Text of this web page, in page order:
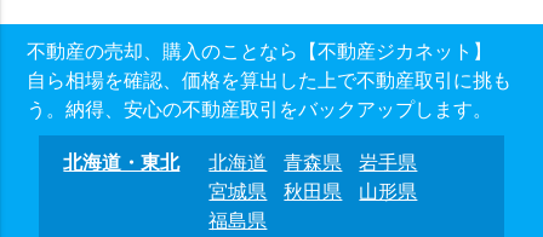
不動産の売却、購入のことなら【不動産ジカネット】
自ら相場を確認、価格を算出した上で不動産取引に挑も
う。納得、安心の不動産取引をバックアップします。
北海道・東北 北海道 青森県
岩手県
宮城県
秋田県
山形県
福島県